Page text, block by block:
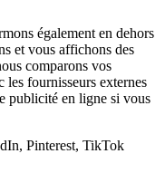
également en dehors
et vous affichons des
comparons vos
les fournisseurs externes
publicité en ligne si vous
Pinterest, TikTok